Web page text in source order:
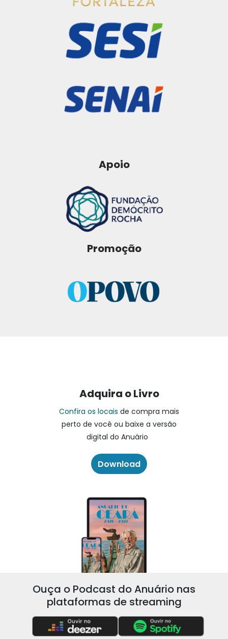
Apoio
Promoção
Adquira o Livro
Confira os locais de compra mais
perto de você ou baixe a versão
digital do Anuário
Download
Ouça o Podcast do Anuário nas
plataformas de streaming